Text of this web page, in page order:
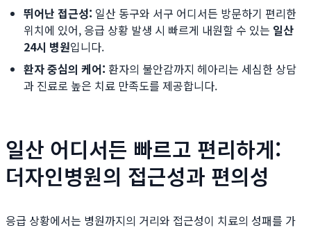
뛰어난 접근성: 일산 동구와 서구 어디서든 방문하기 편리한
위치에 있어, 응급 상황 발생 시 빠르게 내원할 수 있는 일산
24시 병원입니다.
환자 중심의 케어: 환자의 불안감까지 헤아리는 세심한 상담
과 진료로 높은 치료 만족도를 제공합니다.
일산 어디서든 빠르고 편리하게:
더자인병원의 접근성과 편의성
응급 상황에서는 병원까지의 거리와 접근성이 치료의 성패를 가